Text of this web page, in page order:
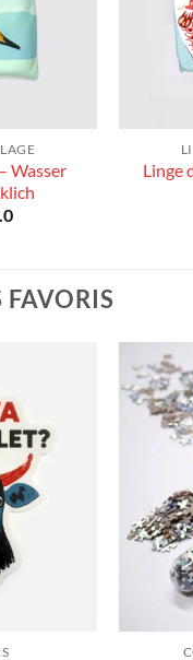
Wasser
Linge
FAVORIS